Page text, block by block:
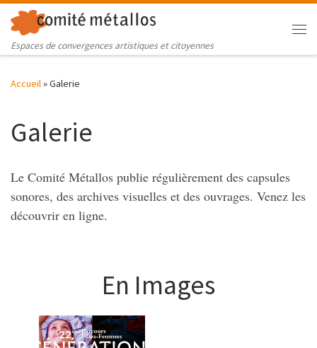
Skip to content
Espaces de convergences artistiques et citoyennes
Accueil»Galerie
Galerie
Le Comité Métallos publie régulièrement des capsules
sonores, des archives visuelles et des ouvrages. Venez les
découvrir en ligne.
En Images